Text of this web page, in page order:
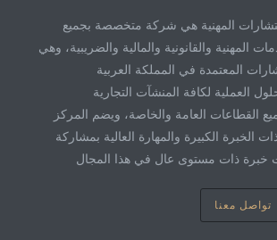
المهنية هي شركة متخصصة بجميع
المهنية والقانونية والمالية والضريبية، وهي
المعتمدة في المملكة العربية
العملية لكافة المنشآت التجارية
القطاعات العامة والخاصة، ويضم المركز
الخبرة الكبيرة والمهارة العالية بمشاركة
خبرة ذات مستوى عال في هذا المجال
تواصل معنا